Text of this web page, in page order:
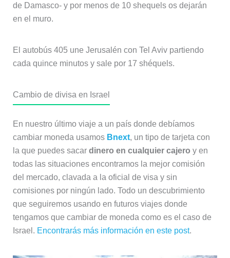
de Damasco- y por menos de 10 shequels os dejarán
en el muro.
El autobús 405 une Jerusalén con Tel Aviv partiendo
cada quince minutos y sale por 17 shéquels.
Cambio de divisa en Israel
En nuestro último viaje a un país donde debíamos
cambiar moneda usamos Bnext, un tipo de tarjeta con
la que puedes sacardinero en cualquier cajero y en
todas las situaciones encontramos la mejor comisión
del mercado, clavada a la oficial de visa y sin
comisiones por ningún lado. Todo un descubrimiento
que seguiremos usando en futuros viajes donde
tengamos que cambiar de moneda como es el caso de
Israel. Encontrarás más información en este post.